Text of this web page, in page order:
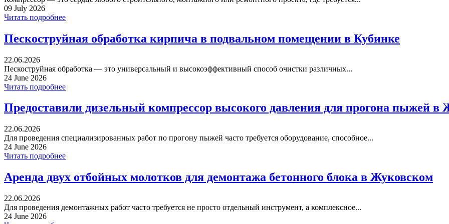
09 July 2026
Читать подробнее
Пескоструйная обработка кирпича в подвальном помещении в Кубинке
22.06.2026
Пескоструйная обработка — это универсальный и высокоэффективный способ очистки различных...
24 June 2026
Читать подробнее
Предоставили дизельный компрессор высокого давления для прогона пыжей в
22.06.2026
Для проведения специализированных работ по прогону пыжей часто требуется оборудование, способное...
24 June 2026
Читать подробнее
Аренда двух отбойных молотков для демонтажа бетонного блока в Жуковском
22.06.2026
Для проведения демонтажных работ часто требуется не просто отдельный инструмент, а комплексное...
24 June 2026